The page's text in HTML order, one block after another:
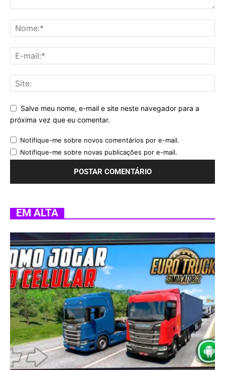
Salve meu nome, e-mail e site neste navegador para a
próxima vez que eu comentar.
Notifique-me sobre novos comentários por e-mail.
Notifique-me sobre novas publicações por e-mail.
EM ALTA